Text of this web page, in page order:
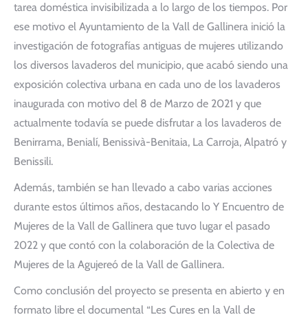
tarea doméstica invisibilizada a lo largo de los tiempos. Por
ese motivo el Ayuntamiento de la Vall de Gallinera inició la
investigación de fotografías antiguas de mujeres utilizando
los diversos lavaderos del municipio, que acabó siendo una
exposición colectiva urbana en cada uno de los lavaderos
inaugurada con motivo del 8 de Marzo de 2021 y que
actualmente todavía se puede disfrutar a los lavaderos de
Benirrama, Benialí, Benissivà-Benitaia, La Carroja, Alpatró y
Benissili.
Además, también se han llevado a cabo varias acciones
durante estos últimos años, destacando lo Y Encuentro de
Mujeres de la Vall de Gallinera que tuvo lugar el pasado
2022 y que contó con la colaboración de la Colectiva de
Mujeres de la Agujereó de la Vall de Gallinera.
Como conclusión del proyecto se presenta en abierto y en
formato libre el documental “Les Cures en la Vall de